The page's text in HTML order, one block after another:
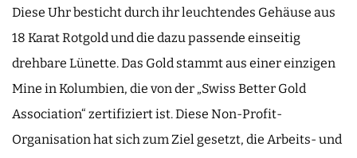
Diese Uhr besticht durch ihr leuchtendes Gehäuse aus
18 Karat Rotgold und die dazu passende einseitig
drehbare Lünette. Das Gold stammt aus einer einzigen
Mine in Kolumbien, die von der „Swiss Better Gold
Association“ zertifiziert ist. Diese Non-Profit-
Organisation hat sich zum Ziel gesetzt, die Arbeits- und